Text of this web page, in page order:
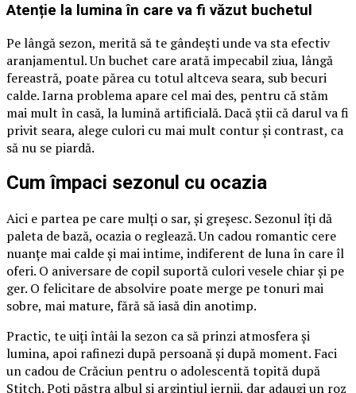
Atenție la lumina în care va fi văzut buchetul
Pe lângă sezon, merită să te gândești unde va sta efectiv
aranjamentul. Un buchet care arată impecabil ziua, lângă
fereastră, poate părea cu totul altceva seara, sub becuri
calde. Iarna problema apare cel mai des, pentru că stăm
mai mult în casă, la lumină artificială. Dacă știi că darul va fi
privit seara, alege culori cu mai mult contur și contrast, ca
să nu se piardă.
Cum împaci sezonul cu ocazia
Aici e partea pe care mulți o sar, și greșesc. Sezonul îți dă
paleta de bază, ocazia o reglează. Un cadou romantic cere
nuanțe mai calde și mai intime, indiferent de luna în care îl
oferi. O aniversare de copil suportă culori vesele chiar și pe
ger. O felicitare de absolvire poate merge pe tonuri mai
sobre, mai mature, fără să iasă din anotimp.
Practic, te uiți întâi la sezon ca să prinzi atmosfera și
lumina, apoi rafinezi după persoană și după moment. Faci
un cadou de Crăciun pentru o adolescentă topită după
Stitch. Poți păstra albul și argintiul iernii, dar adaugi un roz